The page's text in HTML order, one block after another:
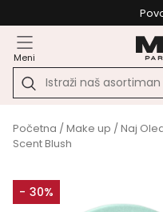
Meni
Početna /Make up / Naj
Scent Blush
- 30%